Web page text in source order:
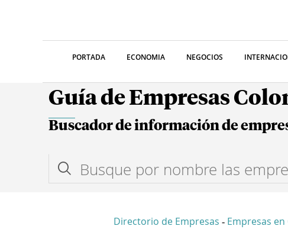
PORTADA ECONOMIA NEGOCIOS
Guía de Empresas
Buscador de información de
Directorio de Empresas - Empresas en